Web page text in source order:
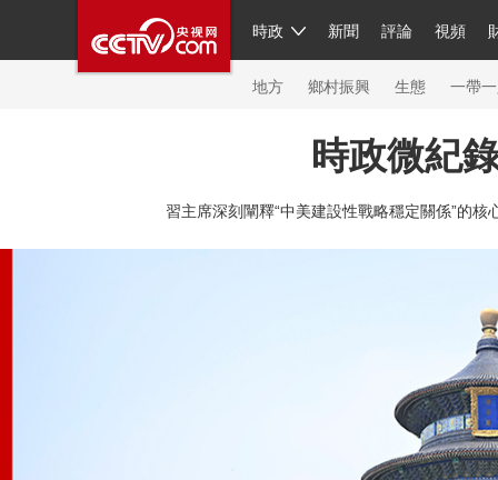
時政 新聞 評論 視頻
人民領袖習近平 聯播+ 中國
直播 片庫 欄目大全 節目單
繁體 海外頻道 iPanda
地方 鄉村振興 生態 一帶
共産黨員網 秧紀錄 紀
新聞 國內 國際 評論 經濟 軍事 科技
熊貓頻
新兵請入
全運會
時政微紀
習主席深刻闡釋“中美建設性戰略穩定關係”的核